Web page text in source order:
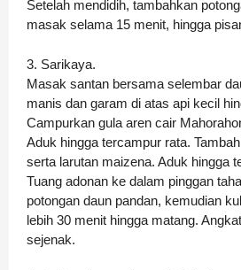
Setelah mendidih, tambahkan
masak selama 15 menit, hingga
3. Sarikaya.
Masak santan bersama selembar
manis dan garam di atas api kecil
Campurkan gula aren cair
Aduk hingga tercampur rata.
serta larutan maizena. Aduk hingga
Tuang adonan ke dalam pinggan
potongan daun pandan, kemudian
lebih 30 menit hingga matang.
sejenak.